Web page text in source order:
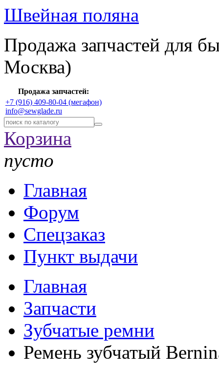
Швейная поляна
Продажа запчастей для
Москва)
Продажа запчастей:
+7 (916) 409-80-04 (мегафон)
info@sewglade.ru
Корзина
пусто
Главная
Форум
Спецзаказ
Пункт выдачи
Главная
Запчасти
Зубчатые ремни
Ремень зубчатый